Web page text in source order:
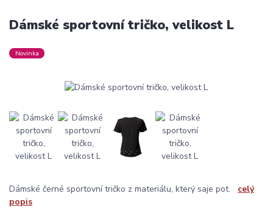
Dámské sportovní tričko, velikost L
Novinka
Dámské černé sportovní tričko z materiálu, který saje pot. celý
popis